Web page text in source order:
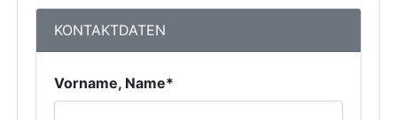
KONTAKTDATEN
Vorname, Name*